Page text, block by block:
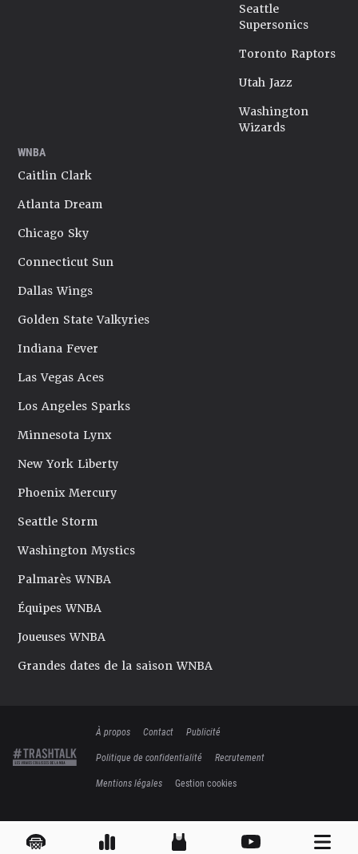
Seattle
Supersonics
Toronto Raptors
Utah Jazz
Washington
Wizards
WNBA
Caitlin Clark
Atlanta Dream
Chicago Sky
Connecticut Sun
Dallas Wings
Golden State Valkyries
Indiana Fever
Las Vegas Aces
Los Angeles Sparks
Minnesota Lynx
New York Liberty
Phoenix Mercury
Seattle Storm
Washington Mystics
Palmarès WNBA
Équipes WNBA
Joueuses WNBA
Grandes dates de la saison WNBA
À propos Contact
Publicité
Politique de confidentialité
Recrutement
Mentions légales
Gestion cookies